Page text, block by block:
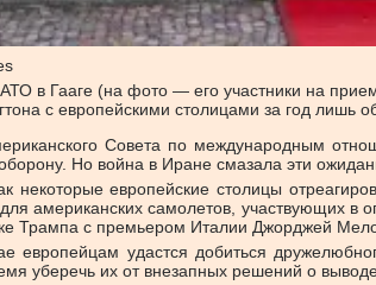
в Гааге (на фото — его участники на
с европейскими столицами за год лишь
Совета по международным
Но война в Иране смазала эти
некоторые европейские столицы
американских самолетов, участвующих в
Трампа с премьером Италии Джорджей
европейцам удастся добиться
уберечь их от внезапных решений о